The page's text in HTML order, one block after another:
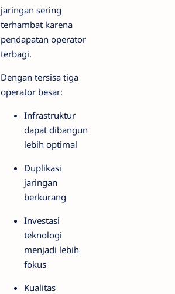
jaringan sering
terhambat karena
pendapatan operator
terbagi.
Dengan tersisa tiga
operator besar:
Infrastruktur
dapat dibangun
lebih optimal
Duplikasi
jaringan
berkurang
Investasi
teknologi
menjadi lebih
fokus
Kualitas